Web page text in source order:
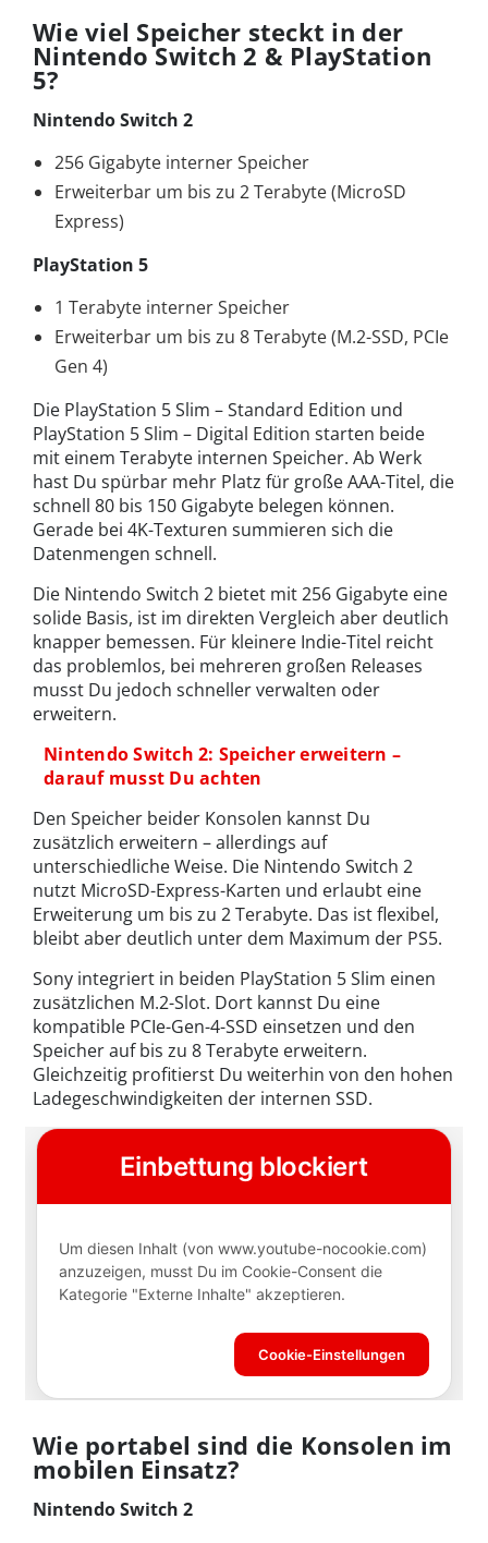
Wie viel Speicher steckt in der
Nintendo Switch 2 & PlayStation
5?
Nintendo Switch 2
256 Gigabyte interner Speicher
Erweiterbar um bis zu 2 Terabyte (MicroSD
Express)
PlayStation 5
1 Terabyte interner Speicher
Erweiterbar um bis zu 8 Terabyte (M.2-SSD, PCIe
Gen 4)
Die PlayStation 5 Slim – Standard Edition und
PlayStation 5 Slim – Digital Edition starten beide
mit einem Terabyte internen Speicher. Ab Werk
hast Du spürbar mehr Platz für große AAA-Titel, die
schnell 80 bis 150 Gigabyte belegen können.
Gerade bei 4K-Texturen summieren sich die
Datenmengen schnell.
Die Nintendo Switch 2 bietet mit 256 Gigabyte eine
solide Basis, ist im direkten Vergleich aber deutlich
knapper bemessen. Für kleinere Indie-Titel reicht
das problemlos, bei mehreren großen Releases
musst Du jedoch schneller verwalten oder
erweitern.
Nintendo Switch 2: Speicher erweitern –
darauf musst Du achten
Den Speicher beider Konsolen kannst Du
zusätzlich erweitern – allerdings auf
unterschiedliche Weise. Die Nintendo Switch 2
nutzt MicroSD-Express-Karten und erlaubt eine
Erweiterung um bis zu 2 Terabyte. Das ist flexibel,
bleibt aber deutlich unter dem Maximum der PS5.
Sony integriert in beiden PlayStation 5 Slim einen
zusätzlichen M.2-Slot. Dort kannst Du eine
kompatible PCIe-Gen-4-SSD einsetzen und den
Speicher auf bis zu 8 Terabyte erweitern.
Gleichzeitig profitierst Du weiterhin von den hohen
Ladegeschwindigkeiten der internen SSD.
Wie portabel sind die Konsolen im
mobilen Einsatz?
Nintendo Switch 2